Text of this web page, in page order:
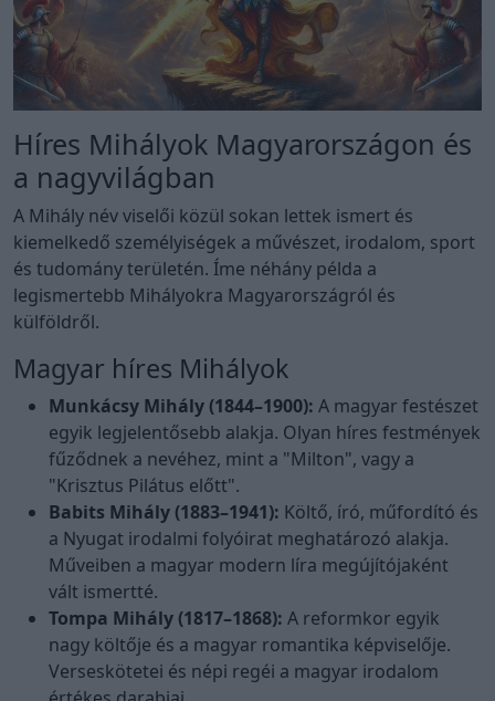
Híres Mihályok Magyarországon és
a nagyvilágban
A Mihály név viselői közül sokan lettek ismert és
kiemelkedő személyiségek a művészet, irodalom, sport
és tudomány területén. Íme néhány példa a
legismertebb Mihályokra Magyarországról és
külföldről.
Magyar híres Mihályok
Munkácsy Mihály (1844–1900): A magyar festészet
egyik legjelentősebb alakja. Olyan híres festmények
fűződnek a nevéhez, mint a "Milton", vagy a
"Krisztus Pilátus előtt".
Babits Mihály (1883–1941): Költő, író, műfordító és
a Nyugat irodalmi folyóirat meghatározó alakja.
Műveiben a magyar modern líra megújítójaként
vált ismertté.
Tompa Mihály (1817–1868): A reformkor egyik
nagy költője és a magyar romantika képviselője.
Verseskötetei és népi regéi a magyar irodalom